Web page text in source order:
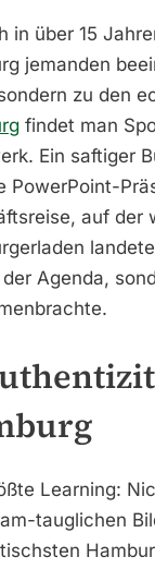
in über 15
jemanden
zu den
findet man
Ein saftiger
PowerPoint-
auf der
Agenda,
Learning:
tauglichen